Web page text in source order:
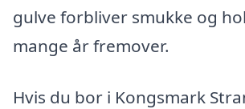
gulve forbliver smukke og
mange år fremover.
Hvis du bor i Kongsmark